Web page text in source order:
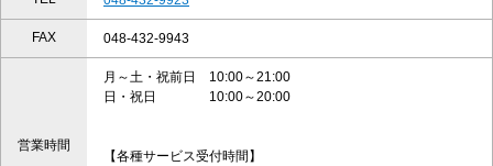
FAX 048-432-9943
営業時間
月～土・祝前日 10:00～21:00
日・祝日 10:00～20:00
【各種サービス受付時間】